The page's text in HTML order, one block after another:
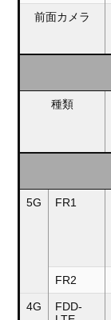
前面カメラ
種類
5G FR1
FR2
4G
FDD-